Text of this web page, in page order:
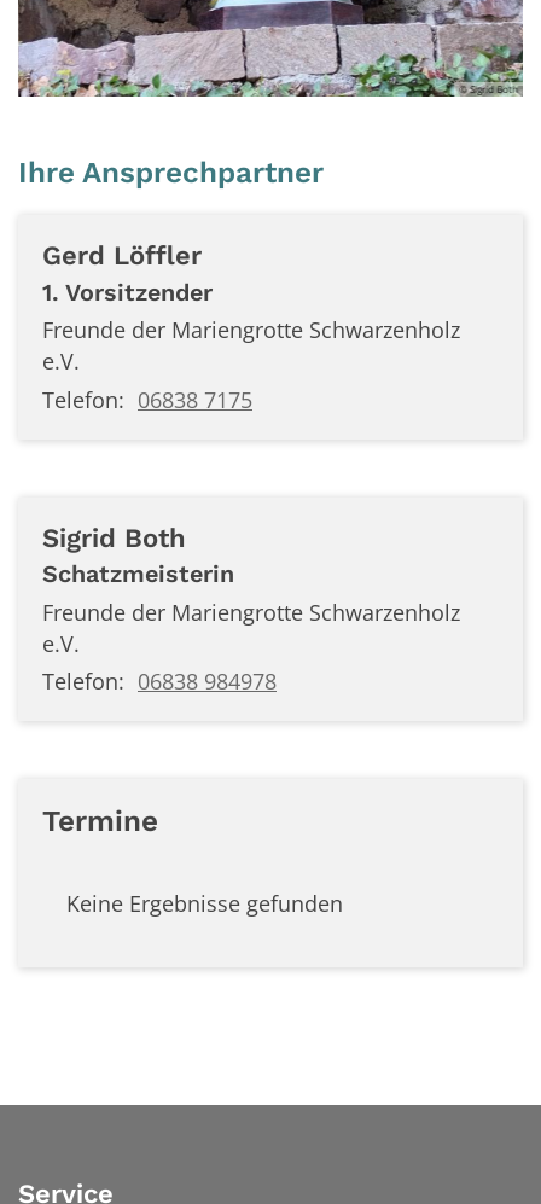
© Sigrid Both
Ihre Ansprechpartner
Gerd Löffler
1. Vorsitzender
Freunde der Mariengrotte Schwarzenholz
e.V.
Telefon: 06838 7175
Sigrid Both
Schatzmeisterin
Freunde der Mariengrotte Schwarzenholz
e.V.
Telefon: 06838 984978
Termine
Keine Ergebnisse gefunden
Service